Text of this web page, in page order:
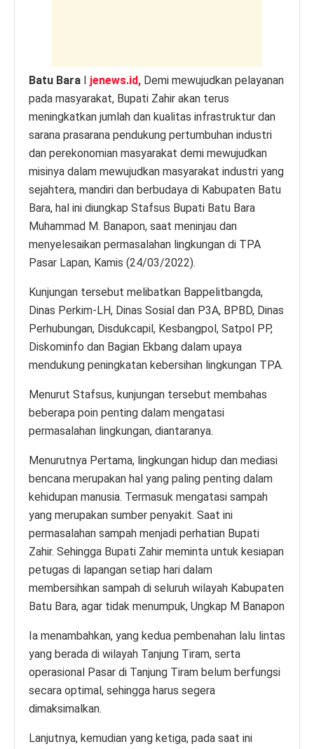
Batu Bara jenews.id, Demi mewujudkan pelayanan
pada masyarakat, Bupati Zahir akan terus
meningkatkan jumlah dan kualitas infrastruktur dan
sarana prasarana pendukung pertumbuhan industri
dan perekonomian masyarakat demi mewujudkan
misinya dalam mewujudkan masyarakat industri yang
sejahtera, mandiri dan berbudaya di Kabupaten Batu
Bara, hal ini diungkap Stafsus Bupati Batu Bara
Muhammad M. Banapon, saat meninjau dan
menyelesaikan permasalahan lingkungan di TPA
Pasar Lapan, Kamis (24/03/2022).
Kunjungan tersebut melibatkan Bappelitbangda,
Dinas Perkim-LH, Dinas Sosial dan P3A, BPBD, Dinas
Perhubungan, Disdukcapil, Kesbangpol, Satpol PP,
Diskominfo dan Bagian Ekbang dalam upaya
mendukung peningkatan kebersihan lingkungan TPA.
Menurut Stafsus, kunjungan tersebut membahas
beberapa poin penting dalam mengatasi
permasalahan lingkungan, diantaranya.
Menurutnya Pertama, lingkungan hidup dan mediasi
bencana merupakan hal yang paling penting dalam
kehidupan manusia. Termasuk mengatasi sampah
yang merupakan sumber penyakit. Saat ini
permasalahan sampah menjadi perhatian Bupati
Zahir. Sehingga Bupati Zahir meminta untuk kesiapan
petugas di lapangan setiap hari dalam
membersihkan sampah di seluruh wilayah Kabupaten
Batu Bara, agar tidak menumpuk, Ungkap M Banapon
Ia menambahkan, yang kedua pembenahan lalu lintas
yang berada di wilayah Tanjung Tiram, serta
operasional Pasar di Tanjung Tiram belum berfungsi
secara optimal, sehingga harus segera
dimaksimalkan.
Lanjutnya, kemudian yang ketiga, pada saat ini